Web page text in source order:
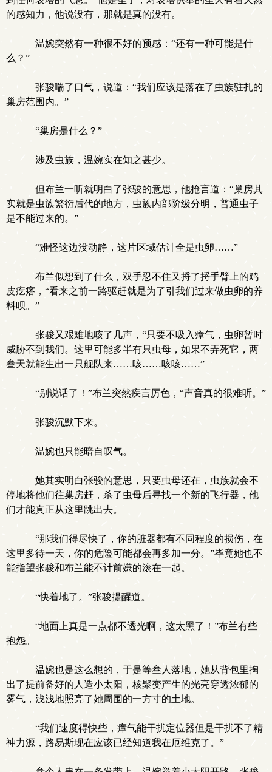
的感知力，他说没有，那就是真的没有。
温婉突然有一种很不好的预感：“还有一种可能是什
么？”
张骏喘了口气，说道：“我们应该是落在了虫族驻扎的
巢房范围内。”
“巢房是什么？”
涉及虫族，温婉实在知之甚少。
但布兰一听就明白了张骏的意思，他抢言道：“巢房其
实就是虫族繁衍后代的地方，虫族内部阶级分明，普通虫子
是不能过来的。”
“难怪这边没动静，这片区域估计全是虫卵……”
布兰似想到了什么，双手忍不住又捋了捋手臂上的鸡
皮疙瘩，“看来之前一路驱赶就是为了引我们过来做虫卵的养
料呗。”
张骏又艰难地咳了几声，“只要不吸入瘴气，虫卵暂时
威胁不到我们。这里可能多半有只虫母，如果不弄死它，两
叁天就能生出一只舰队来……咳……咳咳……”
“别说话了！”布兰突然疾言厉色，“声音真的很难听。”
张骏沉默下来。
温婉也只能暗自叹气。
她其实明白张骏的意思，只要虫母还在，虫族就会不
停地将他们往巢房赶，杀了虫母后寻找一个新的飞行器，他
们才能真正从这里跳出去。
“那我们得尽快了，你的脏器都有不同程度的损伤，在
这里多待一天，你的危险可能都会再多加一分。”毕竟她也不
能指望张骏和布兰能不计前嫌的滚在一起。
“快着地了。”张骏提醒道。
“地面上真是一点都不透光啊，这太黑了！”布兰有些
抱怨。
温婉也是这么想的，于是等叁人落地，她从背包里掏
出了提前备好的人造小太阳，核聚变产生的光亮穿透浓郁的
雾气，浅浅地照亮了她周围的一方寸的土地。
“我们速度得快些，瘴气能干扰定位器但是干扰不了精
神力源，路易斯现在应该已经知道我在厄维克了。”